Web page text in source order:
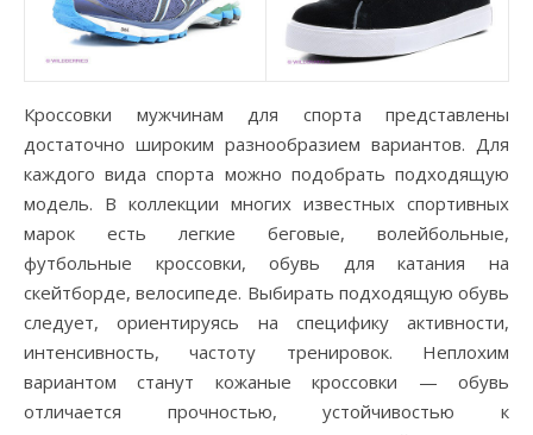
Кроссовки мужчинам для спорта представлены
достаточно широким разнообразием вариантов. Для
каждого вида спорта можно подобрать подходящую
модель. В коллекции многих известных спортивных
марок есть легкие беговые, волейбольные,
футбольные кроссовки, обувь для катания на
скейтборде, велосипеде. Выбирать подходящую обувь
следует, ориентируясь на специфику активности,
интенсивность, частоту тренировок. Неплохим
вариантом станут кожаные кроссовки — обувь
отличается прочностью, устойчивостью к